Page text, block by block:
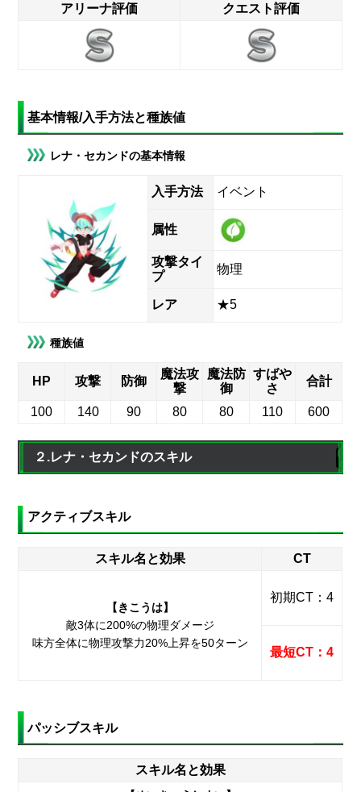
アリーナ評価 クエスト評価
基本情報/入手方法と種族値
レナ・セカンドの基本情報
入手方法 イベント
属性
攻撃タイ
プ
物理
レア ★5
種族値
HP 攻撃 防御
魔法攻
撃
魔法防
御
すばや
さ
合計
100 140 90 80 80 110 600
２.レナ・セカンドのスキル
アクティブスキル
スキル名と効果 CT
【きこうは】
敵3体に200%の物理ダメージ
味方全体に物理攻撃力20%上昇を50ターン
初期CT：4
最短CT：4
パッシブスキル
スキル名と効果